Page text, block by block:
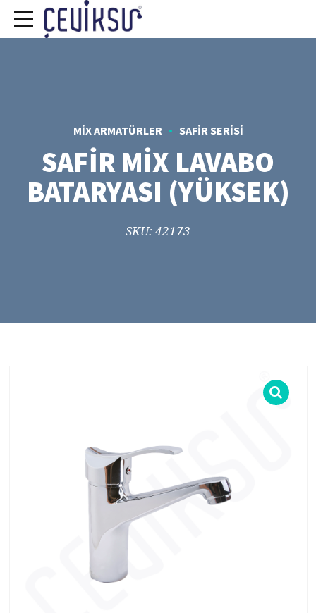
MIX ARMATÜRLER SAFIR SERISI
SAFİR MİX LAVABO
BATARYASI (YÜKSEK)
SKU: 42173